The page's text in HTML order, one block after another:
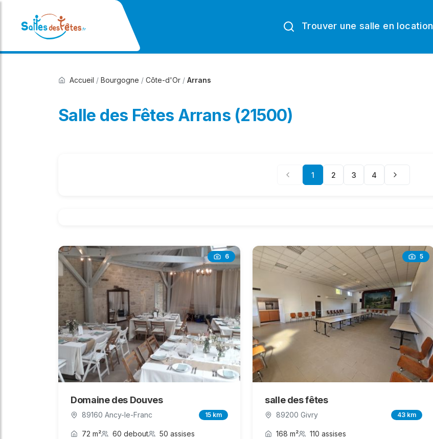
Trouver une salle en location
Accueil / Bourgogne / Côte-d'Or / Arrans
Salle des Fêtes Arrans (21500)
1 2 3 4
6
Domaine des Douves
89160 Ancy-le-Franc 15 km
72 m² 60 debout 50 assises
5
salle des fêtes
89200 Givry 43 km
168 m² 110 assises